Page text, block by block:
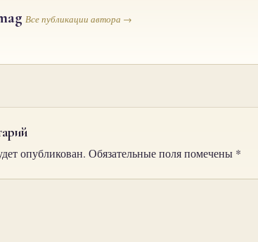
Все публикации автора →
опубликован. Обязательные поля помечены *